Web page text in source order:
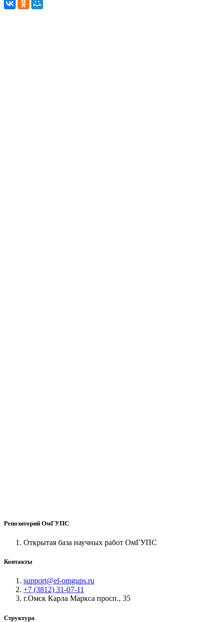
Репозиторий ОмГУПС
Открытая база научных работ ОмГУПС
Контакты
support@el-omgups.ru
+7 (3812) 31-07-11
г.Омск Карла Маркса просп., 35
Структура